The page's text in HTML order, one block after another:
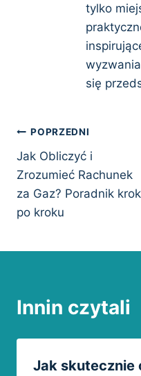
tylko
się
Nawigacja
wpisu
POPRZEDNI
Jak Obliczyć i
Zrozumieć Rachunek
za Gaz? Poradnik krok
po kroku
Innin czytali
Jak skutecznie